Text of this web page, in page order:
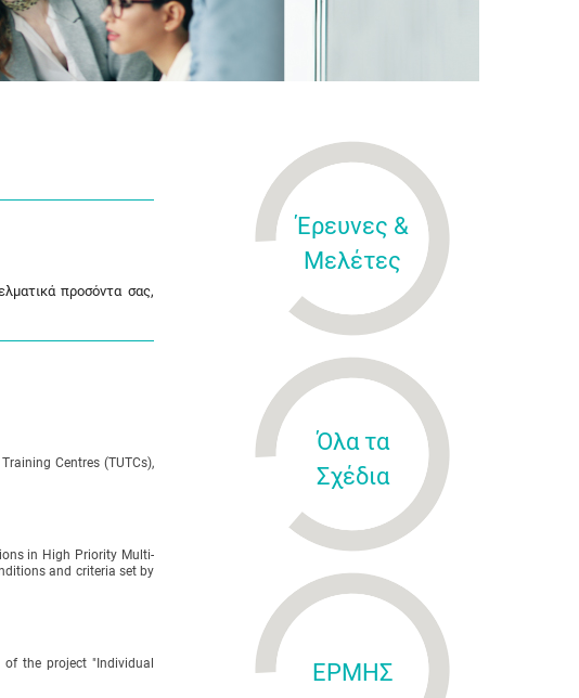
προσόντα σας,
Centres (TUTCs),
in High Priority Multi-
and criteria set by
of the project "Individual
Έρευνες &
Μελέτες
Όλα τα
Σχέδια
ΕΡΜΗΣ